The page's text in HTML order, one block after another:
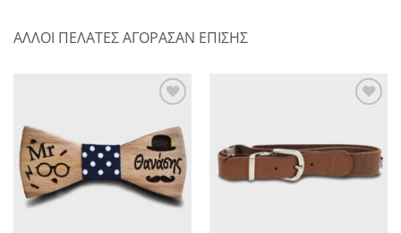
ΑΛΛΟΙ ΠΕΛΑΤΕΣ ΑΓΟΡΑΣΑΝ ΕΠΙΣΗΣ
στην λίστα
επιθυμητών
επιθυμητών